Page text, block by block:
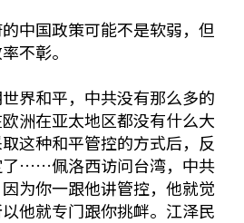
中国政策可能不是软弱，但
不彰。
界和平，中共没有那么多的
洲在亚太地区都没有什么大
这种和平管控的方式后，反
了……佩洛西访问台湾，中共
为你一跟他讲管控，他就觉
他就专门跟你挑衅。江泽民